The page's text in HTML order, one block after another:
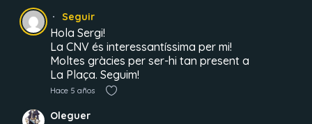
Seguir
Hola Sergi!
La CNV és interessantíssima per mi!
Moltes gràcies per ser-hi tan present a
La Plaça. Seguim!
Hace 5 años
Oleguer